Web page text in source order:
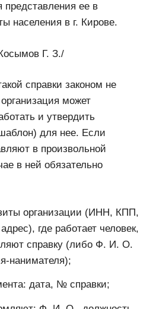
ее в
населения в г. Кирове.
Г. З./
справки законом не
может
и утвердить
для нее. Если
в произвольной
в ней обязательно
организации (ИНН, КПП,
где работает человек,
справку (либо Ф. И. О.
нанимателя);
дата, № справки;